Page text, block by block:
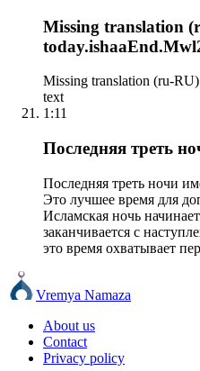
Missing translation
Missing translation (ru-
text
1:11
Последняя треть
Последняя треть ночи
Это лучшее время для
Исламская ночь
заканчивается с
это время охватывает
Vremya Namaza
About us
Contact
Privacy policy